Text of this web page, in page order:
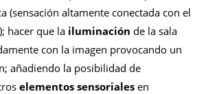
(sensación altamente conectada con el
hacer que la iluminación de la sala
con la imagen provocando un
añadiendo la posibilidad de
elementos sensoriales en